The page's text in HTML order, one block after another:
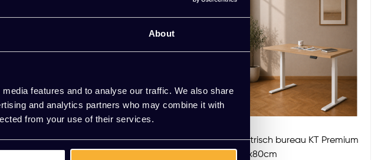
About
features and to analyse our traffic. We also share
and analytics partners who may combine it with
from your use of their services.
tot
aan
is de
release
Elektrisch bureau KT Premium
Elektrisch bureau KT Premium
180x80cm